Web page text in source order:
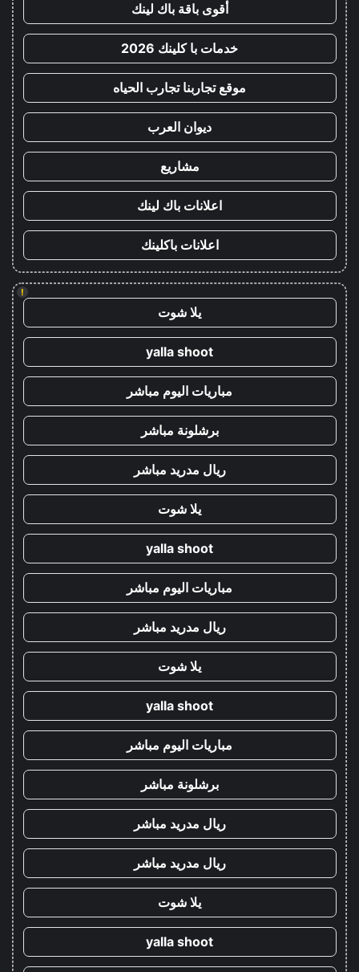
أقوى باقة باك لينك
خدمات با كلينك 2026
موقع تجاربنا تجارب الحياه
ديوان العرب
مشاريع
اعلانات باك لينك
اعلانات باكلينك
!
يلا شوت
yalla shoot
مباريات اليوم مباشر
برشلونة مباشر
ريال مدريد مباشر
يلا شوت
yalla shoot
مباريات اليوم مباشر
ريال مدريد مباشر
يلا شوت
yalla shoot
مباريات اليوم مباشر
برشلونة مباشر
ريال مدريد مباشر
ريال مدريد مباشر
يلا شوت
yalla shoot